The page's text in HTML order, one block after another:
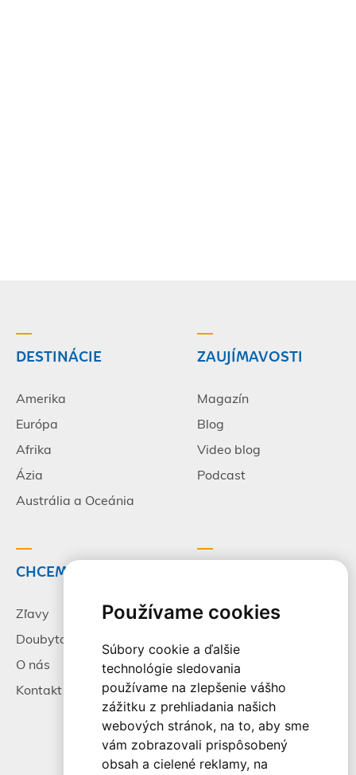
Používame cookies
Súbory cookie a ďalšie
technológie sledovania
používame na zlepšenie vášho
zážitku z prehliadania našich
webových stránok, na to, aby sme
vám zobrazovali prispôsobený
obsah a cielené reklamy, na
DESTINÁCIE
Amerika
Európa
Afrika
Ázia
Austrália a Oceánia
ZAUJÍMAVOSTI
Magazín
Blog
Video blog
Podcast
CHCEM CESTOVAŤ
Zľavy
Doubytovanie
O nás
Kontakt
Pracovné príležitosti
Všeobecné zmluvné
podmienky
Alternatívne riešenie
sporov
Spracovanie osobných